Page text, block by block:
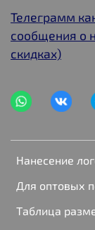
Нанесение
Для оптовых
Таблица
Телеграмм
сообщения о
скидках)